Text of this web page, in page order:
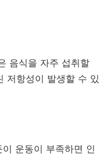
음식을 자주 섭취할
저항성이 발생할 수 있
운동이 부족하면 인